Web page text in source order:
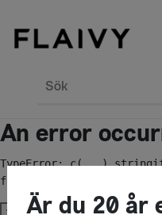
Sök
An error
TypeError:
function
Är du 20 år